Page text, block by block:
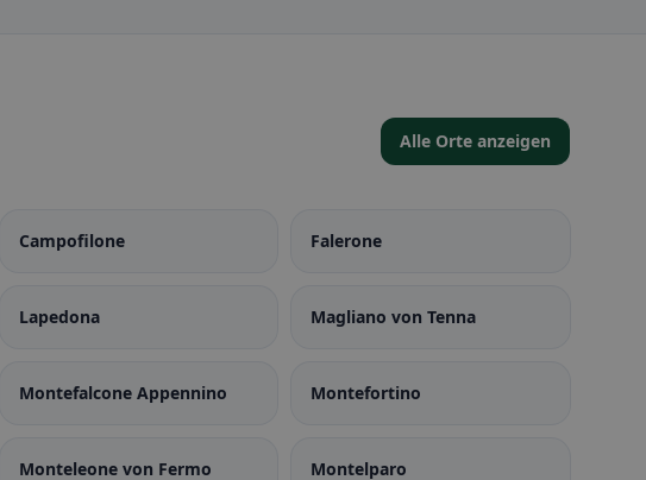
Alle Orte anzeigen
Campofilone Falerone
Lapedona Magliano von Tenna
Montefalcone Appennino Montefortino
Monteleone von Fermo Montelparo